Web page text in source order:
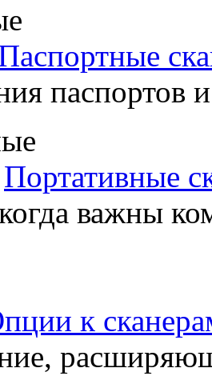
паспортов
Портативные
важны
к